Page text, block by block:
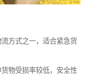
方式之一，适合紧急货
物受损率较低，安全性